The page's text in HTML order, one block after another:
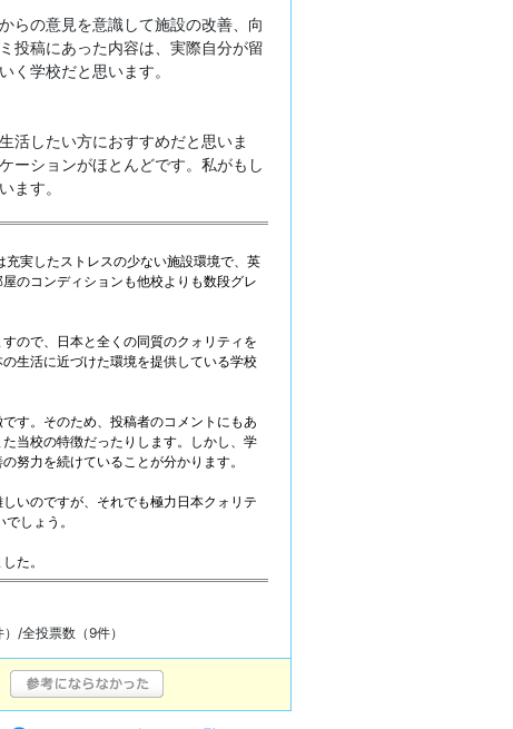
らの意見を意識して施設の改善、向
投稿にあった内容は、実際自分が留
く学校だと思います。
活したい方におすすめだと思いま
ーションがほとんどです。私がもし
ます。
実したストレスの少ない施設環境で、英
のコンディションも他校よりも数段グレ
ので、日本と全くの同質のクォリティを
生活に近づけた環境を提供している学校
す。そのため、投稿者のコメントにもあ
当校の特徴だったりします。しかし、学
努力を続けていることが分かります。
いのですが、それでも極力日本クォリテ
しょう。
た。
）/全投票数（9件）